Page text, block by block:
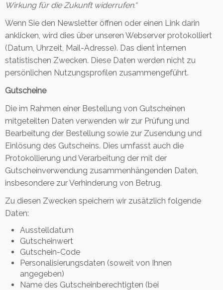
Wirkung für die Zukunft widerrufen.“
Wenn Sie den Newsletter öffnen oder einen Link darin
anklicken, wird dies über unseren Webserver protokolliert
(Datum, Uhrzeit, Mail-Adresse). Das dient internen
statistischen Zwecken. Diese Daten werden nicht zu
persönlichen Nutzungsprofilen zusammengeführt.
Gutscheine
Die im Rahmen einer Bestellung von Gutscheinen
mitgeteilten Daten verwenden wir zur Prüfung und
Bearbeitung der Bestellung sowie zur Zusendung und
Einlösung des Gutscheins. Dies umfasst auch die
Protokollierung und Verarbeitung der mit der
Gutscheinverwendung zusammenhängenden Daten,
insbesondere zur Verhinderung von Betrug.
Zu diesen Zwecken speichern wir zusätzlich folgende
Daten:
Ausstelldatum
Gutscheinwert
Gutschein-Code
Personalisierungsdaten (soweit von Ihnen
angegeben)
Name des Gutscheinberechtigten (bei